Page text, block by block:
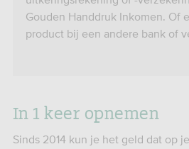
Gouden Handdruk Inkomen. Of
product bij een andere bank of
In 1 keer opnemen
Sinds 2014 kun je het geld dat op